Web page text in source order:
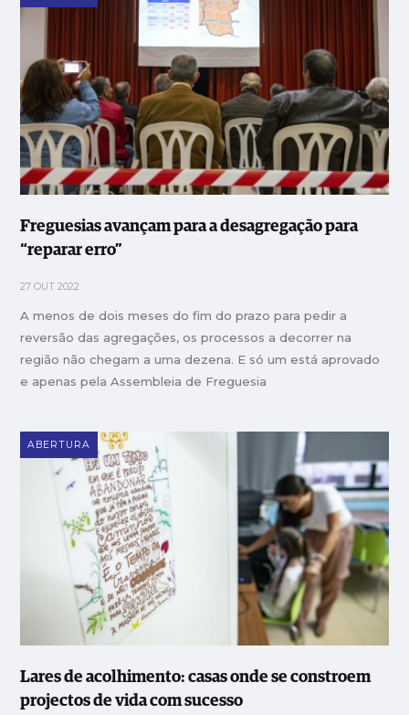
Freguesias avançam para a desagregação para
“reparar erro”
27 OUT 2022
A menos de dois meses do fim do prazo para pedir a
reversão das agregações, os processos a decorrer na
região não chegam a uma dezena. E só um está aprovado
e apenas pela Assembleia de Freguesia
ABERTURA
Lares de acolhimento: casas onde se constroem
projectos de vida com sucesso